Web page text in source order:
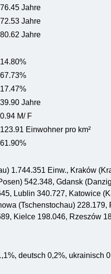
76.45 Jahre
72.53 Jahre
80.62 Jahre
14.80%
67.73%
17.47%
39.90 Jahre
0.94 M/ F
123.91 Einwohner pro km²
61.90%
1.744.351 Einw., Kraków
542.348, Gdansk
Lublin 340.727, Katowice
(Tschenstochau)
Kielce 198.046, Rzeszów
deutsch 0,2%, ukrainisch